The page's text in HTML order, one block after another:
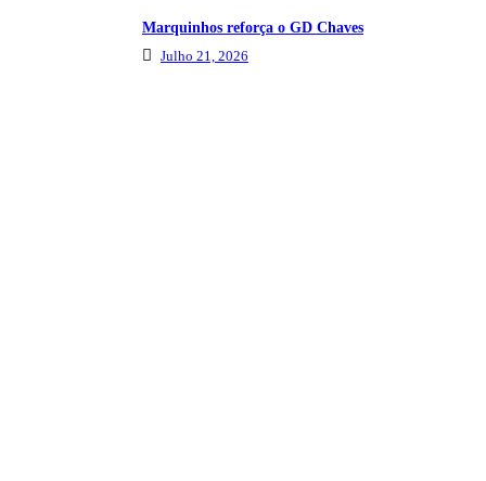
Marquinhos reforça o GD Chaves
Julho 21, 2026